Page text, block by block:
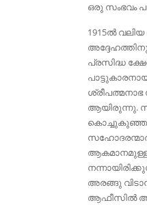
ഒരു സംഭവം
1915ൽ
അദ്ദേഹത്തിനു
പ്രസിദ്ധ
ആയിരുന്നു.
ആകമാനമുള്ള
അരങ്ങു
ആഫീസിൽ